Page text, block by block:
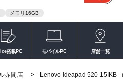
メモリ16GB
搭載PC モバイルPC 店舗一覧
赤間店 >
Lenovo ideapad 520-15IKB